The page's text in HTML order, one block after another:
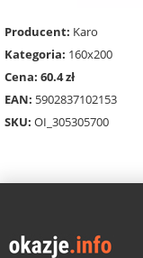
Producent: Karo
Kategoria: 160x200
Cena: 60.4 zł
EAN: 5902837102153
SKU: OI_305305700